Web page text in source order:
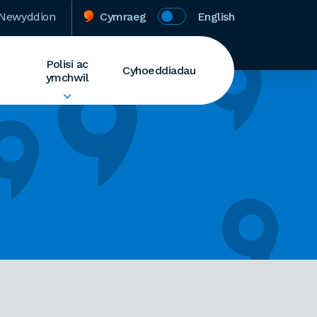
Cymraeg English
Polisi ac
ymchwil
Cyhoeddiadau